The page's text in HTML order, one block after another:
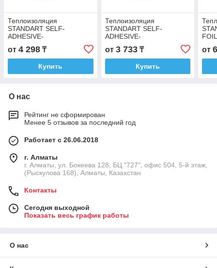
Теплоизоляция
STANDART SELF-
ADHESIVE-
самоклеющаяся 9 мм
от 4 298 ₸
Купить
Теплоизоляция
STANDART SELF-
ADHESIVE-
самоклеющаяся 6 мм
от 3 733₸
Купить
от
О нас
Рейтинг не сформирован
Менее 5 отзывов за последний год
Работает с 26.06.2018
г. Алматы
г. Алматы, ул. Бокеева 128, БЦ "727", офис 504, 5-й этаж,
(Рыскулова 168), Алматы, Казахстан
Контакты
Сегодня выходной
Показать весь график работы
О нас